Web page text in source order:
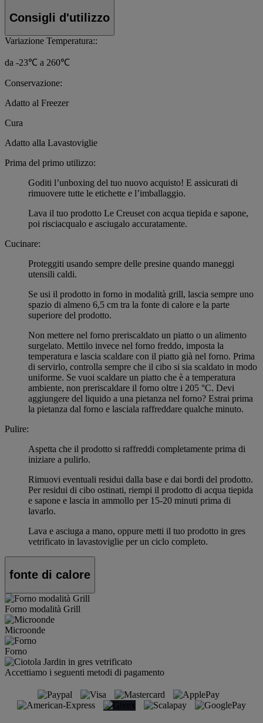
Consigli d'utilizzo
Variazione Temperatura::
da -23℃ a 260℃
Conservazione:
Adatto al Freezer
Cura
Adatto alla Lavastoviglie
Prima del primo utilizzo:
Goditi l’unboxing del tuo nuovo acquisto! E assicurati di
rimuovere tutte le etichette e l’imballaggio.
Lava il tuo prodotto Le Creuset con acqua tiepida e sapone,
poi risciacqualo e asciugalo accuratamente.
Cucinare:
Proteggiti usando sempre delle presine quando maneggi
utensili caldi.
Se usi il prodotto in forno in modalità grill, lascia sempre uno
spazio di almeno 6,5 cm tra la fonte di calore e la parte
superiore del prodotto.
Non mettere nel forno preriscaldato un piatto o un alimento
surgelato. Mettilo invece nel forno freddo, imposta la
temperatura e lascia scaldare con il piatto già nel forno. Prima
di servirlo, controlla sempre che il cibo si sia scaldato in modo
uniforme. Se vuoi scaldare un piatto che è a temperatura
ambiente, non preriscaldare il forno oltre i 205 °C. Devi
aggiungere del liquido a una pietanza nel forno? Estrai prima
la pietanza dal forno e lasciala raffreddare qualche minuto.
Pulire:
Aspetta che il prodotto si raffreddi completamente prima di
iniziare a pulirlo.
Rimuovi eventuali residui dalla base e dai bordi del prodotto.
Per residui di cibo ostinati, riempi il prodotto di acqua tiepida
e sapone e lascia in ammollo per 15-20 minuti prima di
lavarlo.
Lava e asciuga a mano, oppure metti il tuo prodotto in gres
vetrificato in lavastoviglie per un ciclo completo.
fonte di calore
Forno modalità Grill
Microonde
Forno
Accettiamo i seguenti metodi di pagamento